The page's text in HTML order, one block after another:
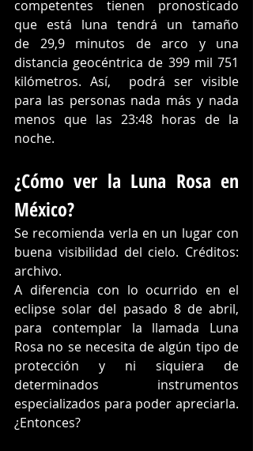
competentes tienen pronosticado
que está luna tendrá un tamaño
de 29,9 minutos de arco y una
distancia geocéntrica de 399 mil 751
kilómetros. Así,  podrá ser visible
para las personas nada más y nada
menos que las 23:48 horas de la
noche.
¿Cómo ver la Luna Rosa en
México?
Se recomienda verla en un lugar con
buena visibilidad del cielo. Créditos:
archivo.
A diferencia con lo ocurrido en el
eclipse solar del pasado 8 de abril,
para contemplar la llamada Luna
Rosa no se necesita de algún tipo de
protección y ni siquiera de
determinados instrumentos
especializados para poder apreciarla.
¿Entonces?